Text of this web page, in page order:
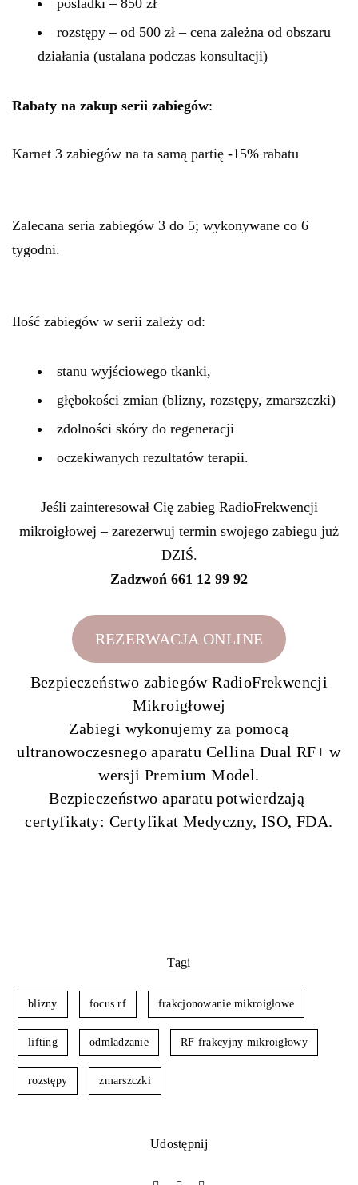
rozstępy – od 500 zł – cena zależna od obszaru
działania (ustalana podczas konsultacji)
Rabaty na zakup serii zabiegów:
Karnet 3 zabiegów na ta samą partię -15% rabatu
Zalecana seria zabiegów 3 do 5; wykonywane co 6
tygodni.
Ilość zabiegów w serii zależy od:
stanu wyjściowego tkanki,
głębokości zmian (blizny, rozstępy, zmarszczki)
zdolności skóry do regeneracji
oczekiwanych rezultatów terapii.
Jeśli zainteresował Cię zabieg RadioFrekwencji
mikroigłowej – zarezerwuj termin swojego zabiegu już
DZIŚ.
Zadzwoń 661 12 99 92
REZERWACJA ONLINE
Bezpieczeństwo zabiegów RadioFrekwencji
Mikroigłowej
Zabiegi wykonujemy za pomocą
ultranowoczesnego aparatu Cellina Dual RF+ w
wersji Premium Model.
Bezpieczeństwo aparatu potwierdzają
certyfikaty: Certyfikat Medyczny, ISO, FDA.
Tagi
blizny focus rf frakcjonowanie mikroigłowe
lifting odmładzanie RF frakcyjny mikroigłowy
rozstępy zmarszczki
Udostępnij